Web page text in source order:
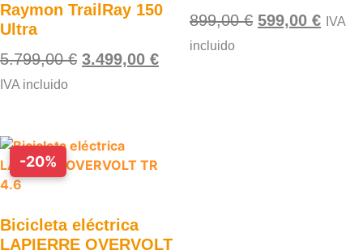
Raymon TrailRay 150
Ultra
5.799,00€ 3.499,00 €
IVA incluido
899,00€ 599,00 € IVA
incluido
-20%
Bicicleta eléctrica
LAPIERRE OVERVOLT